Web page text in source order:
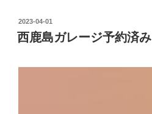
投
稿
日:
2023-04-01
西鹿島ガレージ予約済み